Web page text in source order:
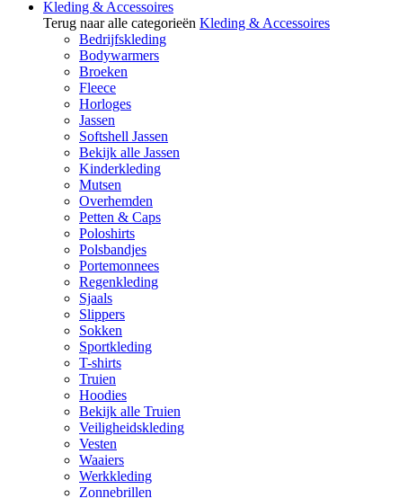
Kleding & Accessoires
Terug naar alle categorieën Kleding & Accessoires
Bedrijfskleding
Bodywarmers
Broeken
Fleece
Horloges
Jassen
Softshell Jassen
Bekijk alle Jassen
Kinderkleding
Mutsen
Overhemden
Petten & Caps
Poloshirts
Polsbandjes
Portemonnees
Regenkleding
Sjaals
Slippers
Sokken
Sportkleding
T-shirts
Truien
Hoodies
Bekijk alle Truien
Veiligheidskleding
Vesten
Waaiers
Werkkleding
Zonnebrillen